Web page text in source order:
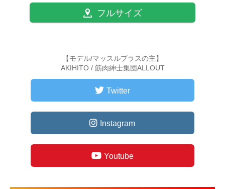
フルサイズ
【モデル/マッスルプラスの主】
AKIHITO / 筋肉紳士集団ALLOUT
Twitter
Instagram
Youtube